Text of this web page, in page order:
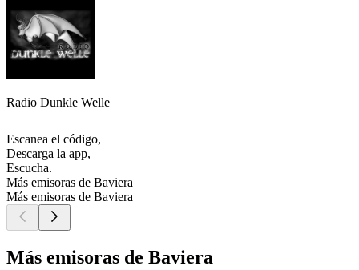
Radio Dunkle Welle
Escanea el código,
Descarga la app,
Escucha.
Más emisoras de Baviera
Más emisoras de Baviera
Más emisoras de Baviera